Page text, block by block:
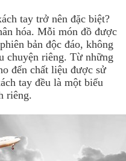
tay trở nên đặc biệt?
hóa. Mỗi món đồ được
bản độc đáo, không
chuyện riêng. Từ những
đến chất liệu được sử
tay đều là một biểu
riêng.